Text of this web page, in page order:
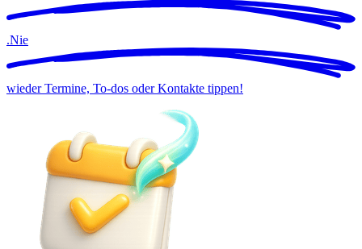
.Nie
wieder Termine, To-dos oder Kontakte tippen!